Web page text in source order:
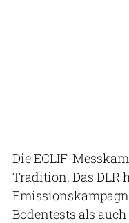
Die ECLIF-
Tradition. Das DLR
Bodentests als